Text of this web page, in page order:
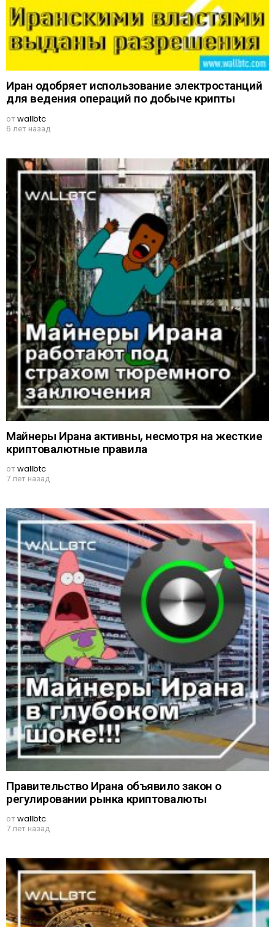
Иран одобряет использование электростанций
для ведения операций по добыче крипты
отwallbtc
6 лет назад
Майнеры Ирана активны, несмотря на жесткие
криптовалютные правила
отwallbtc
7 лет назад
Правительство Ирана объявило закон о
регулировании рынка криптовалюты
отwallbtc
7 лет назад